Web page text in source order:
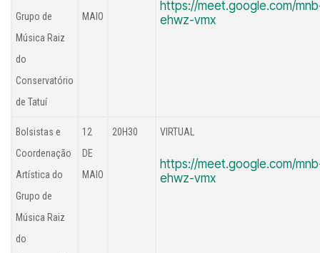
Grupo de
Música Raiz
do
Conservatório
de Tatuí
MAIO
https://meet.google.com/
ehwz-vmx
Bolsistas e
Coordenação
Artística do
Grupo de
Música Raiz
do
12
DE
MAIO
20H30 VIRTUAL
https://meet.google.com/
ehwz-vmx